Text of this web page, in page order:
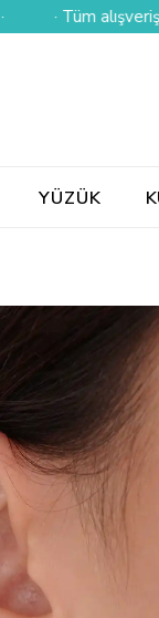
· Tüm
YÜZÜK